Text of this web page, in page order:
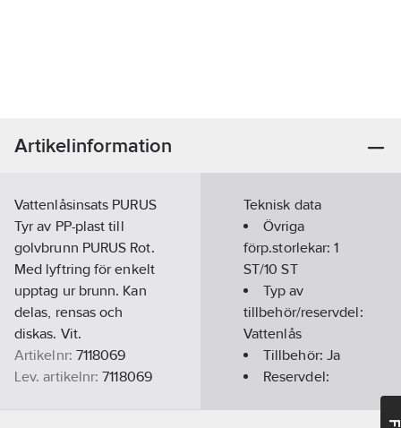
Artikelinformation
Vattenlåsinsats PURUS
Tyr av PP-plast till
golvbrunn PURUS Rot.
Med lyftring för enkelt
upptag ur brunn. Kan
delas, rensas och
diskas. Vit.
Artikelnr: 7118069
Lev. artikelnr: 7118069
7394000231636
Teknisk data
Övriga
förp.storlekar:1
ST/10 ST
Typ av
tillbehör/reservdel:
Vattenlås
Tillbehör: Ja
Reservdel: